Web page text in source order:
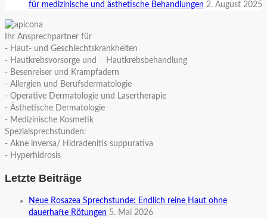
für medizinische und ästhetische Behandlungen 2. August 2025
Ihr Ansprechpartner für
- Haut- und Geschlechtskrankheiten
- Hautkrebsvorsorge und Hautkrebsbehandlung
- Besenreiser und Krampfadern
- Allergien und Berufsdermatologie
- Operative Dermatologie und Lasertherapie
- Ästhetische Dermatologie
- Medizinische Kosmetik
Spezialsprechstunden:
- Akne inversa/ Hidradenitis suppurativa
- Hyperhidrosis
Letzte Beiträge
Neue Rosazea Sprechstunde: Endlich reine Haut ohne
dauerhafte Rötungen 5. Mai 2026